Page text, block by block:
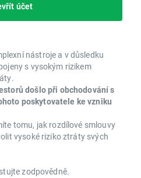
účet
nástroje a v důsledku
s vysokým rizikem
došlo při obchodování s
poskytovatele ke vzniku
tomu, jak rozdílové smlouvy
vysoké riziko ztráty svých
zodpovědně.